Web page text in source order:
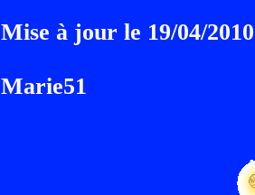
Mise à jour le 19/04/2010
Marie51